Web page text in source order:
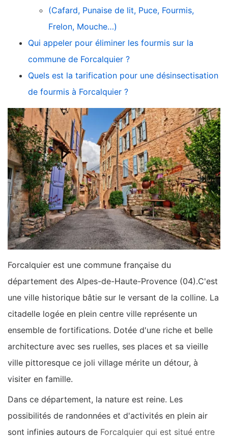
(Cafard, Punaise de lit, Puce, Fourmis,
Frelon, Mouche…)
Qui appeler pour éliminer les fourmis sur la
commune de Forcalquier ?
Quels est la tarification pour une désinsectisation
de fourmis à Forcalquier ?
Forcalquier est une commune française du
département des Alpes-de-Haute-Provence (04).C'est
une ville historique bâtie sur le versant de la colline. La
citadelle logée en plein centre ville représente un
ensemble de fortifications. Dotée d'une riche et belle
architecture avec ses ruelles, ses places et sa vieille
ville pittoresque ce joli village mérite un détour, à
visiter en famille.
Dans ce département, la nature est reine. Les
possibilités de randonnées et d'activités en plein air
sont infinies autours de Forcalquier qui est situé entre